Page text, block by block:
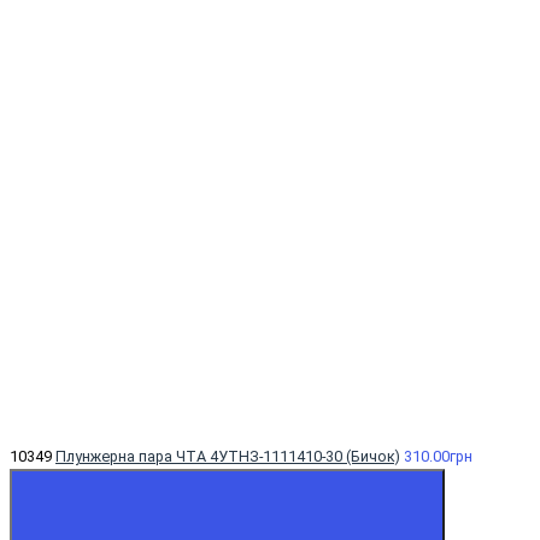
10349 Плунжерна пара ЧТА 4УТНЗ-1111410-30 (Бичок) 310.00грн